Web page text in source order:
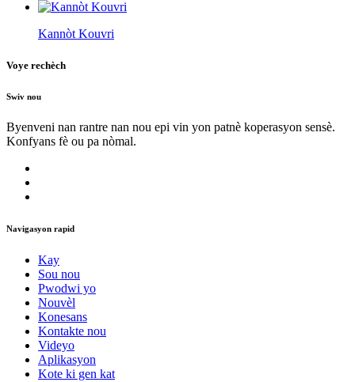
Kannòt Kouvri
Voye rechèch
Swiv nou
Byenveni nan rantre nan nou epi vin yon patnè koperasyon sensè.
Konfyans fè ou pa nòmal.
Navigasyon rapid
Kay
Sou nou
Pwodwi yo
Nouvèl
Konesans
Kontakte nou
Videyo
Aplikasyon
Kote ki gen kat